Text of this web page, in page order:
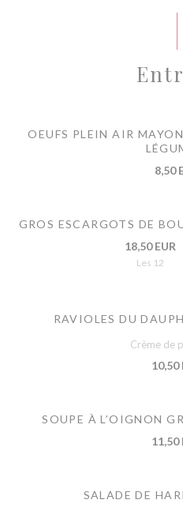
OEUFS PLEIN AIR
8,50
GROS ESCARGOTS DE
18,50 EUR
Les 12
RAVIOLES DU
Crème de
10,50
SOUPE À L’OIGNON
11,50
SALADE DE